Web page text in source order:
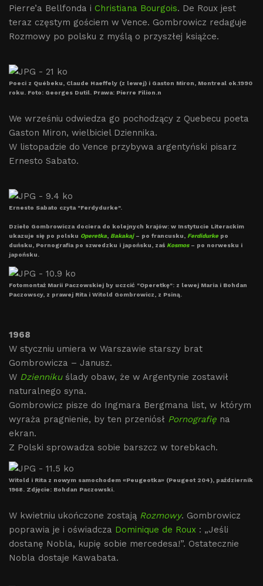
Pierre’a Bellfonda i Christiana Bourgois. De Roux jest
teraz częstym gościem w Vence. Gombrowicz redaguje
Rozmowy po polsku z myślą o przyszłej książce.
Poeci z Québeku, Claude Haeffely (z lewej) i Gaston Miron, Montreal ok.1990
roku. Foto: Georges Dutil. Prawa: Pierre Filion.n
We wrześniu odwiedza go pochodzący z Quebecu poeta
Gaston Miron, wielbiciel Dziennika.
W listopadzie do Vence przybywa argentyński pisarz
Ernesto Sabato.
Ernesto Sabato czyta "Ferdydurke".
Dzieło Gombrowicza dociera do kolejnych krajów: w Instytucie Literackim
ukazuje się po polsku Operetka Bakakaj– po francusku, Ferdidurkepo
duńsku, Pornografia po szwedzku i japońsku, zaś Kosmos– po norwesku i
japońsku.
Fotomontaż Marii Paczowskiej by uczcić "Operetkę": z lewej Maria i Bohdan
Paczowscy, z prawej Rita i Witold Gombrowicz, z Psiną.
1968
W styczniu umiera w Warszawie starszy brat
Gombrowicza – Janusz.
W Dziennikuślady obaw, że w Argentynie zostawił
naturalnego syna.
Gombrowicz pisze do Ingmara Bergmana list, w którym
wyraża pragnienie, by ten przeniósł Pornografię na
ekran.
Z Polski sprowadza sobie barszcz w torebkach.
Witold i Rita z nowym samochodem «Peugeotka» (Peugeot 204), październik
1968. Zdjęcie: Bohdan Paczowski.
W kwietniu ukończone zostają Rozmowy. Gombrowicz
poprawia je i oświadcza Dominique de Roux : „Jeśli
dostanę Nobla, kupię sobie mercedesa!”. Ostatecznie
Nobla dostaje Kawabata.